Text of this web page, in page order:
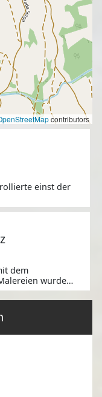
contributors
einst der
dem
wurde